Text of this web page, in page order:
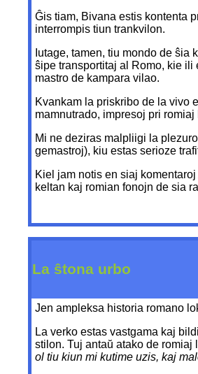
Ĝis tiam, Bivana estis kontenta
interrompis tiun trankvilon.
Iutage, tamen, tiu mondo de
ŝipe transportitaj al Romo, kie
mastro de kampara vilao.
Kvankam la priskribo de la vivo
mamnutrado, impresoj pri
Mi ne deziras malpliigi la
gemastroj), kiu estas serioze
Kiel jam notis en siaj
keltan kaj romian fonojn de sia
La ŝtona urbo
Jen ampleksa historia romano
La verko estas vastgama kaj
stilon. Tuj antaŭ atako de
ol tiu kiun mi kutime uzis, kaj